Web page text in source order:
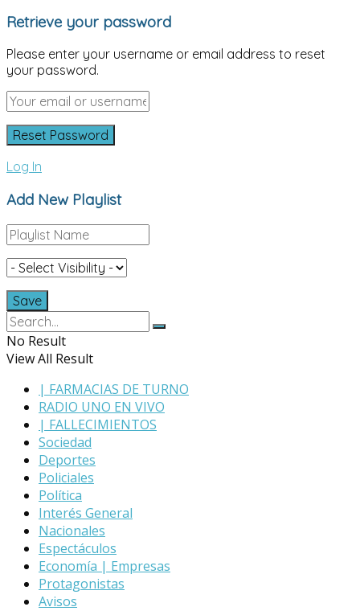
Retrieve your password
Please enter your username or email address to reset
your password.
Log In
Add New Playlist
No Result
View All Result
| FARMACIAS DE TURNO
RADIO UNO EN VIVO
| FALLECIMIENTOS
Sociedad
Deportes
Policiales
Política
Interés General
Nacionales
Espectáculos
Economía | Empresas
Protagonistas
Avisos